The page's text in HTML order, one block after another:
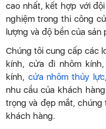
cao nhất, kết hợp với
nghiệm trong thi công
lượng và độ bền của sản
Chúng tôi cung cấp các
kính, cửa đi nhôm
kính, cửa nhôm thủy lực
nhu cầu của khách
trọng và đẹp mắt,
khách hàng.